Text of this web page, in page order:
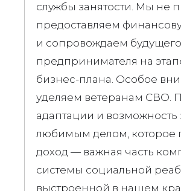
службы занятости. Мы не
предоставляем
и сопровождаем будущего
предпринимателя на
бизнес-плана. Особое
уделяем ветеранам СВО.
адаптации и возможность
любимым делом, которое
доход — важная часть
системы социальной
выстроенной в нашем